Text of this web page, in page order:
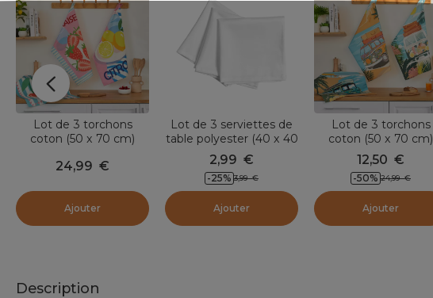
Lot de 3 torchons
coton (50 x 70 cm)
24,99 €
Ajouter
Lot de 3 serviettes de
table polyester (40 x 40
cm) Elise Blanches
2,99 €
-25% 3,99 €
Ajouter
Lot de 3 torchons
coton (50 x 70 cm)
Vanlife Multicolore
12,50 €
-50% 24,99 €
Ajouter
Description